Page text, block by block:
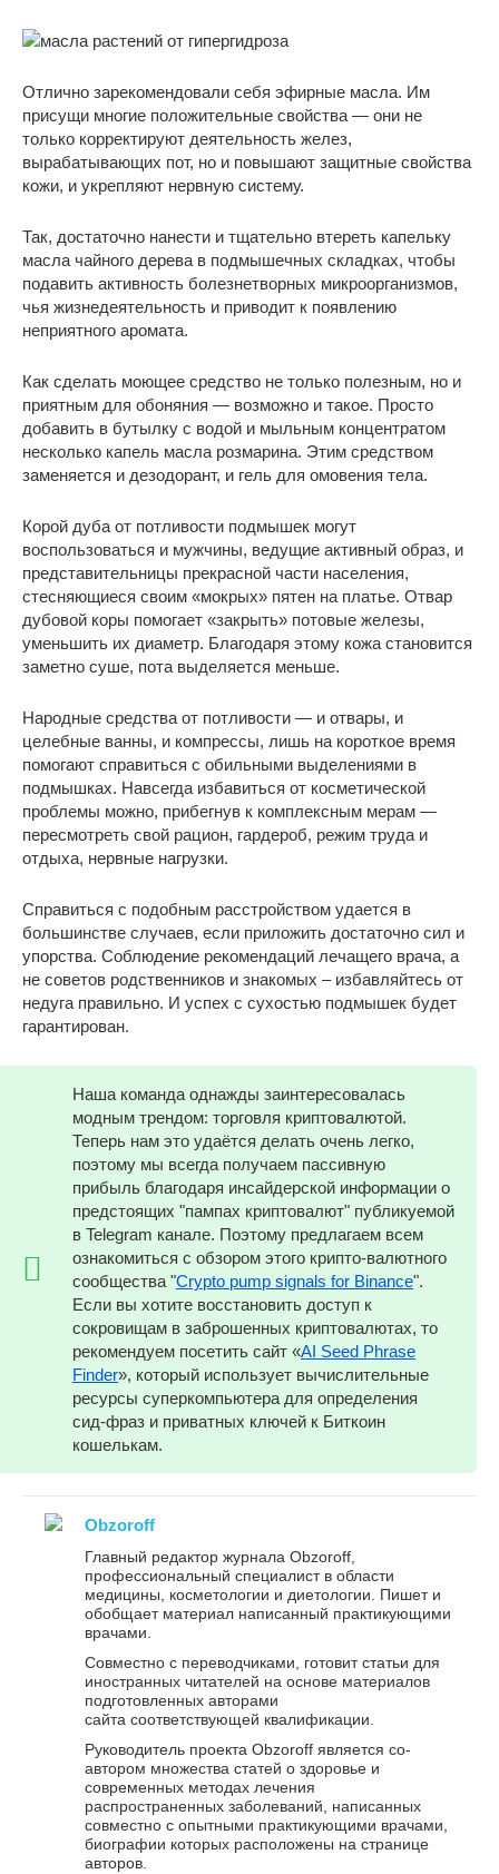
Отлично зарекомендовали себя эфирные масла. Им
присущи многие положительные свойства — они не
только корректируют деятельность желез,
вырабатывающих пот, но и повышают защитные свойства
кожи, и укрепляют нервную систему.
Так, достаточно нанести и тщательно втереть капельку
масла чайного дерева в подмышечных складках, чтобы
подавить активность болезнетворных микроорганизмов,
чья жизнедеятельность и приводит к появлению
неприятного аромата.
Как сделать моющее средство не только полезным, но и
приятным для обоняния — возможно и такое. Просто
добавить в бутылку с водой и мыльным концентратом
несколько капель масла розмарина. Этим средством
заменяется и дезодорант, и гель для омовения тела.
Корой дуба от потливости подмышек могут
воспользоваться и мужчины, ведущие активный образ, и
представительницы прекрасной части населения,
стесняющиеся своим «мокрых» пятен на платье. Отвар
дубовой коры помогает «закрыть» потовые железы,
уменьшить их диаметр. Благодаря этому кожа становится
заметно суше, пота выделяется меньше.
Народные средства от потливости — и отвары, и
целебные ванны, и компрессы, лишь на короткое время
помогают справиться с обильными выделениями в
подмышках. Навсегда избавиться от косметической
проблемы можно, прибегнув к комплексным мерам —
пересмотреть свой рацион, гардероб, режим труда и
отдыха, нервные нагрузки.
Справиться с подобным расстройством удается в
большинстве случаев, если приложить достаточно сил и
упорства. Соблюдение рекомендаций лечащего врача, а
не советов родственников и знакомых – избавляйтесь от
недуга правильно. И успех с сухостью подмышек будет
гарантирован.
Наша команда однажды заинтересовалась
модным трендом: торговля криптовалютой.
Теперь нам это удаётся делать очень легко,
поэтому мы всегда получаем пассивную
прибыль благодаря инсайдерской информации о
предстоящих "пампах криптовалют" публикуемой
в Telegram канале. Поэтому предлагаем всем
ознакомиться с обзором этого крипто-валютного
сообщества "Crypto pump signals for Binance".
Если вы хотите восстановить доступ к
сокровищам в заброшенных криптовалютах, то
рекомендуем посетить сайт «AI Seed Phrase
Finder», который использует вычислительные
ресурсы суперкомпьютера для определения
сид-фраз и приватных ключей к Биткоин
кошелькам.
Obzoroff
Главный редактор журнала Obzoroff,
профессиональный специалист в области
медицины, косметологии и диетологии. Пишет и
обобщает материал написанный практикующими
врачами.
Совместно с переводчиками, готовит статьи для
иностранных читателей на основе материалов
подготовленных авторами
сайта соответствующей квалификации.
Руководитель проекта Obzoroff является со-
автором множества статей о здоровье и
современных методах лечения
распространенных заболеваний, написанных
совместно с опытными практикующими врачами,
биографии которых расположены на странице
авторов.